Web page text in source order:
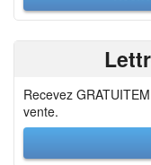
Recevez
vente.